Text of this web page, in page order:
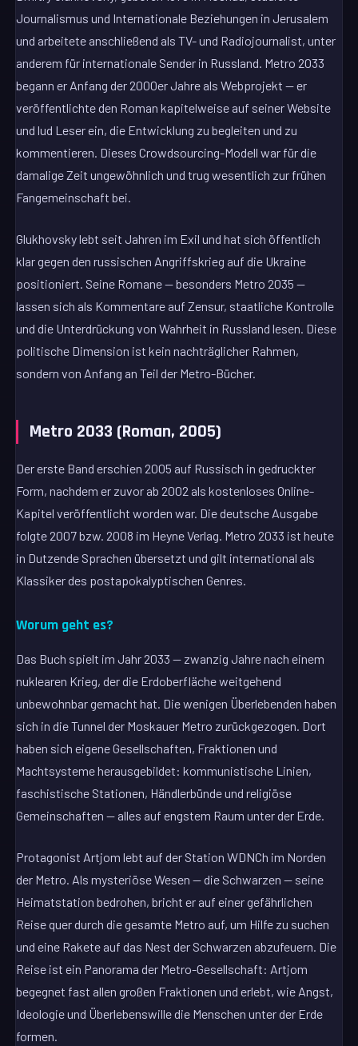
Journalismus und Internationale Beziehungen in Jerusalem
und arbeitete anschließend als TV- und Radiojournalist, unter
anderem für internationale Sender in Russland. Metro 2033
begann er Anfang der 2000er Jahre als Webprojekt — er
veröffentlichte den Roman kapitelweise auf seiner Website
und lud Leser ein, die Entwicklung zu begleiten und zu
kommentieren. Dieses Crowdsourcing-Modell war für die
damalige Zeit ungewöhnlich und trug wesentlich zur frühen
Fangemeinschaft bei.
Glukhovsky lebt seit Jahren im Exil und hat sich öffentlich
klar gegen den russischen Angriffskrieg auf die Ukraine
positioniert. Seine Romane — besonders Metro 2035 —
lassen sich als Kommentare auf Zensur, staatliche Kontrolle
und die Unterdrückung von Wahrheit in Russland lesen. Diese
politische Dimension ist kein nachträglicher Rahmen,
sondern von Anfang an Teil der Metro-Bücher.
Metro 2033 (Roman, 2005)
Der erste Band erschien 2005 auf Russisch in gedruckter
Form, nachdem er zuvor ab 2002 als kostenloses Online-
Kapitel veröffentlicht worden war. Die deutsche Ausgabe
folgte 2007 bzw. 2008 im Heyne Verlag. Metro 2033 ist heute
in Dutzende Sprachen übersetzt und gilt international als
Klassiker des postapokalyptischen Genres.
Worum geht es?
Das Buch spielt im Jahr 2033 — zwanzig Jahre nach einem
nuklearen Krieg, der die Erdoberfläche weitgehend
unbewohnbar gemacht hat. Die wenigen Überlebenden haben
sich in die Tunnel der Moskauer Metro zurückgezogen. Dort
haben sich eigene Gesellschaften, Fraktionen und
Machtsysteme herausgebildet: kommunistische Linien,
faschistische Stationen, Händlerbünde und religiöse
Gemeinschaften — alles auf engstem Raum unter der Erde.
Protagonist Artjom lebt auf der Station WDNCh im Norden
der Metro. Als mysteriöse Wesen — die Schwarzen — seine
Heimatstation bedrohen, bricht er auf einer gefährlichen
Reise quer durch die gesamte Metro auf, um Hilfe zu suchen
und eine Rakete auf das Nest der Schwarzen abzufeuern. Die
Reise ist ein Panorama der Metro-Gesellschaft: Artjom
begegnet fast allen großen Fraktionen und erlebt, wie Angst,
Ideologie und Überlebenswille die Menschen unter der Erde
formen.